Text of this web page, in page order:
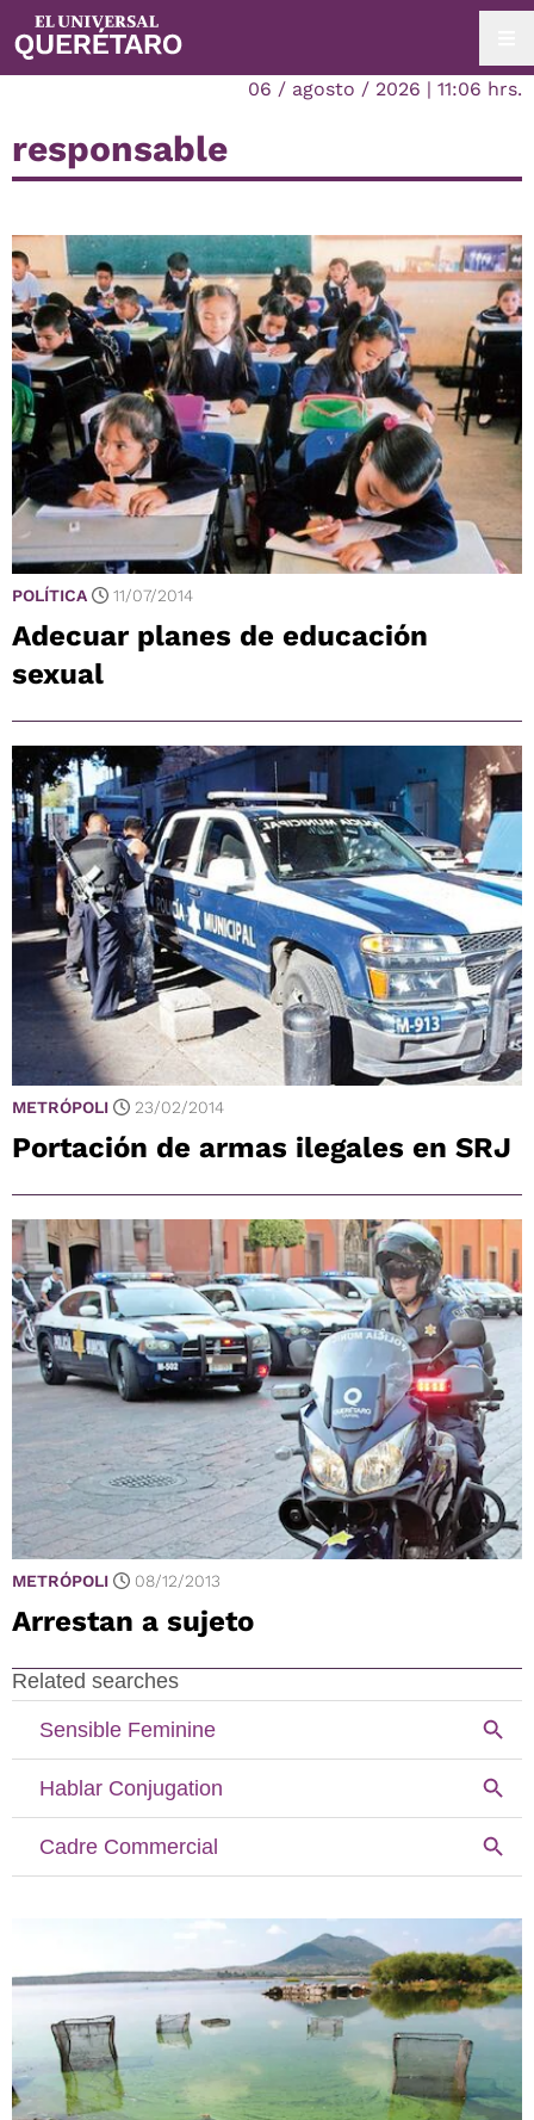
06 / agosto / 2026 | 11:06 hrs.
responsable
POLÍTICA 11/07/2014
Adecuar planes de educación
sexual
METRÓPOLI 23/02/2014
Portación de armas ilegales en SRJ
METRÓPOLI 08/12/2013
Arrestan a sujeto